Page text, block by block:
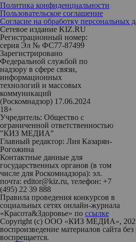
Политика конфиденциальности
Пользовательское соглашение
Согласие на обработку персональных
Сетевое издание KIZ.RU
Регистрационный номер:
серия Эл № ФС77-87499
Зарегистрировано
Федеральной службой по
надзору в сфере связи,
информационных
технологий и массовых
коммуникаций
(Роскомнадзор) 17.06.2024
18+
Учредитель: Общество с
ограниченной ответственностью
"КИЗ МЕДИА"
Главный редактор: Лия Казарян-
Рогожина
Контактные данные для
государственных органов (в том
числе для Роскомнадзора): эл.
почта: editor@kiz.ru, телефон: +7
(495) 22 39 888
Правила проведения конкурсов в
социальных сетях онлайн-журнала
«Красота&Здоровье» по ссылке
Copyright (с) ООО «КИЗ МЕДИА»,
воспроизведение материалов сайта
воспрещается.